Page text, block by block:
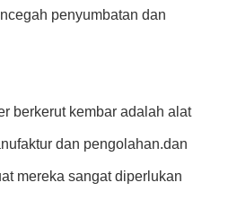
penyumbatan dan
berkerut kembar adalah alat
dan pengolahan.dan
mereka sangat diperlukan